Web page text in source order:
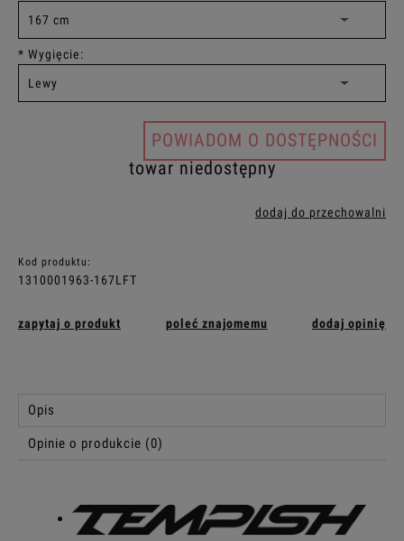
* Wygięcie:
POWIADOM O DOSTĘPNOŚCI
towar niedostępny
dodaj do przechowalni
Kod produktu:
1310001963-167LFT
zapytaj o produkt poleć znajomemu dodaj opinię
Opis
Opinie o produkcie (0)